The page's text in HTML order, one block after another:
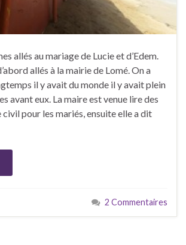
allés au mariage de Lucie et d’Edem.
allés à la mairie de Lomé. On a
il y avait du monde il y avait plein
avant eux. La maire est venue lire des
pour les mariés, ensuite elle a dit
2 Commentaires